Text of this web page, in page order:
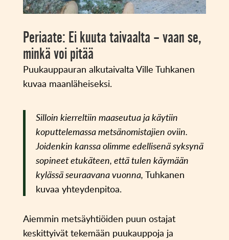
Periaate: Ei kuuta taivaalta – vaan se,
minkä voi pitää
Puukauppauran alkutaivalta Ville Tuhkanen
kuvaa maanläheiseksi.
Silloin kierreltiin maaseutua ja käytiin
koputtelemassa metsänomistajien oviin.
Joidenkin kanssa olimme edellisenä syksynä
sopineet etukäteen, että tulen käymään
kylässä seuraavana vuonna, Tuhkanen
kuvaa yhteydenpitoa.
Aiemmin metsäyhtiöiden puun ostajat
keskittyivät tekemään puukauppoja ja